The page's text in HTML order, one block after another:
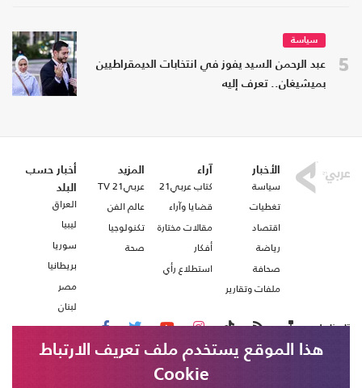
5
سياسة
عبد الرحمن السيد يفوز في انتخابات الديمقراطيين
بميشيغان.. تعرف إليه
الأخبار
سياسة
تغطيات
اقتصاد
رياضة
صحافة
ملفات وتقارير
آراء
كتاب عربي21
قضايا وآراء
مقالات مختارة
أفكار
استطلاع رأي
المزيد
عربي21 TV
عالم الفن
تكنولوجيا
صحة
أخبار حسب
البلد
العراق
ليبيا
سوريا
بريطانيا
مصر
لبنان
تابعنا على
هذا الموقع يستخدم ملف تعريف الارتباط
Cookie